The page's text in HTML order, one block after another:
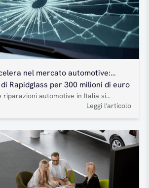
nel mercato automotive:
Rapidglass per 300 milioni di euro
riparazioni automotive in Italia si
nuova importante operazione
delle riparazioni automotive, ha
dell’81% del capitale sociale di
specializzato nella riparazione e
per auto e…
Leggi l'articolo